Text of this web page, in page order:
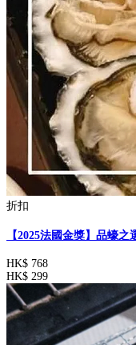
折扣
【2025法國金獎】品蠔
HK$ 768
HK$ 299